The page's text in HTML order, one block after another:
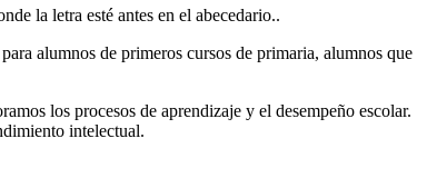
la letra esté antes en el abecedario..
alumnos de primeros cursos de primaria, alumnos que
los procesos de aprendizaje y el desempeño escolar.
intelectual.